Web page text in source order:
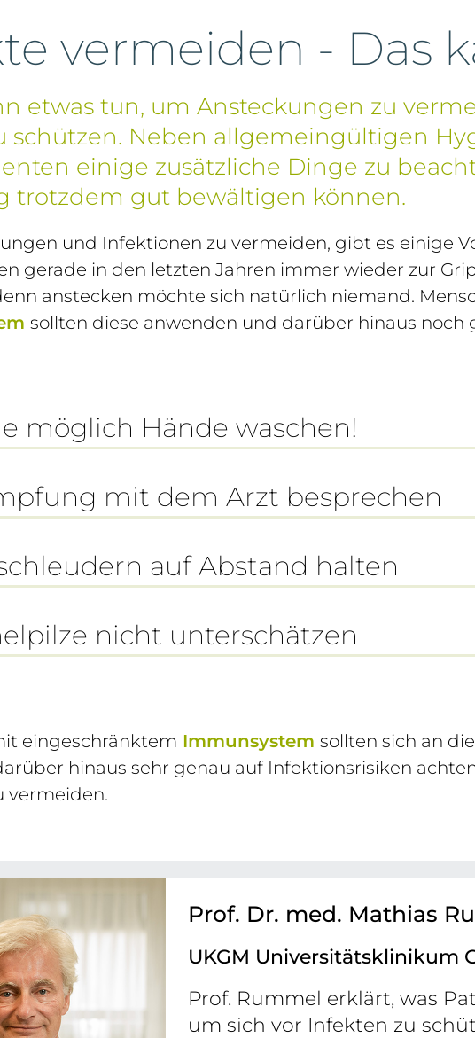
vermeiden - Das
etwas tun, um Ansteckungen zu
schützen. Neben allgemeingültigen
einige zusätzliche Dinge zu
trotzdem gut bewältigen können.
und Infektionen zu vermeiden, gibt es einige
gerade in den letzten Jahren immer wieder zur
anstecken möchte sich natürlich niemand.
sollten diese anwenden und darüber hinaus noch
möglich Hände waschen!
mit dem Arzt besprechen
auf Abstand halten
nicht unterschätzen
eingeschränktem Immunsystem sollten sich an
hinaus sehr genau auf Infektionsrisiken
vermeiden.
Prof. Dr. med. Mathias
UKGM Universitätsklinikum
Prof. Rummel erklärt, was
um sich vor Infekten zu